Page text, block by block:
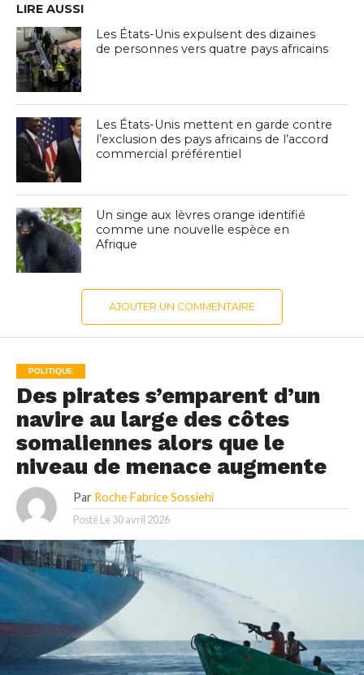
LIRE AUSSI
Les États-Unis expulsent des dizaines
de personnes vers quatre pays africains
Les États-Unis mettent en garde contre
l’exclusion des pays africains de l’accord
commercial préférentiel
Un singe aux lèvres orange identifié
comme une nouvelle espèce en
Afrique
AJOUTER UN COMMENTAIRE
POLITIQUE
Des pirates s’emparent d’un
navire au large des côtes
somaliennes alors que le
niveau de menace augmente
Par Roche Fabrice Sossiehi
Posté Le 30 avril 2026